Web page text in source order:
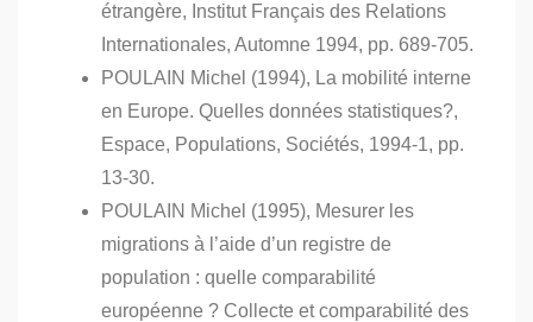
étrangère, Institut Français des Relations
Internationales, Automne 1994, pp. 689-705.
POULAIN Michel (1994), La mobilité interne
en Europe. Quelles données statistiques?,
Espace, Populations, Sociétés, 1994-1, pp.
13-30.
POULAIN Michel (1995), Mesurer les
migrations à l’aide d’un registre de
population : quelle comparabilité
européenne ? Collecte et comparabilité des